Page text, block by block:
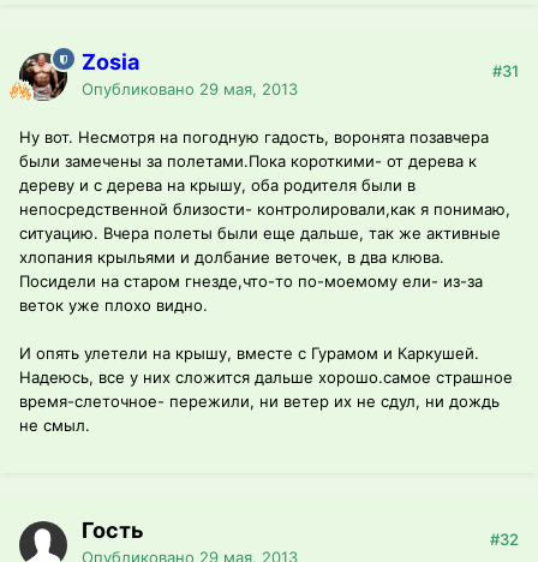
Zosia
Опубликовано 29 мая, 2013
#31
Ну вот. Несмотря на погодную гадость, воронята позавчера
были замечены за полетами.Пока короткими- от дерева к
дереву и с дерева на крышу, оба родителя были в
непосредственной близости- контролировали,как я понимаю,
ситуацию. Вчера полеты были еще дальше, так же активные
хлопания крыльями и долбание веточек, в два клюва.
Посидели на старом гнезде,что-то по-моемому ели- из-за
веток уже плохо видно.
И опять улетели на крышу, вместе с Гурамом и Каркушей.
Надеюсь, все у них сложится дальше хорошо.самое страшное
время-слеточное- пережили, ни ветер их не сдул, ни дождь
не смыл.
Гость
Опубликовано 29 мая, 2013
#32